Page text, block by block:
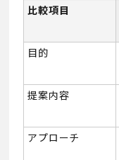
比較項目
目的
提案内容
アプローチ